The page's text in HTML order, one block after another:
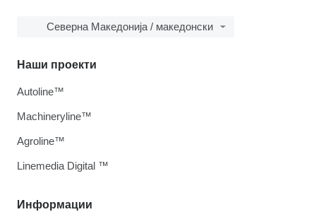
Северна Македонија / македонски
Информации
Наши проекти
Autoline™
Machineryline™
Agroline™
Linemedia Digital ™